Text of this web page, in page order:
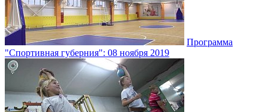
Программа
"Спортивная губерния": 08 ноября 2019